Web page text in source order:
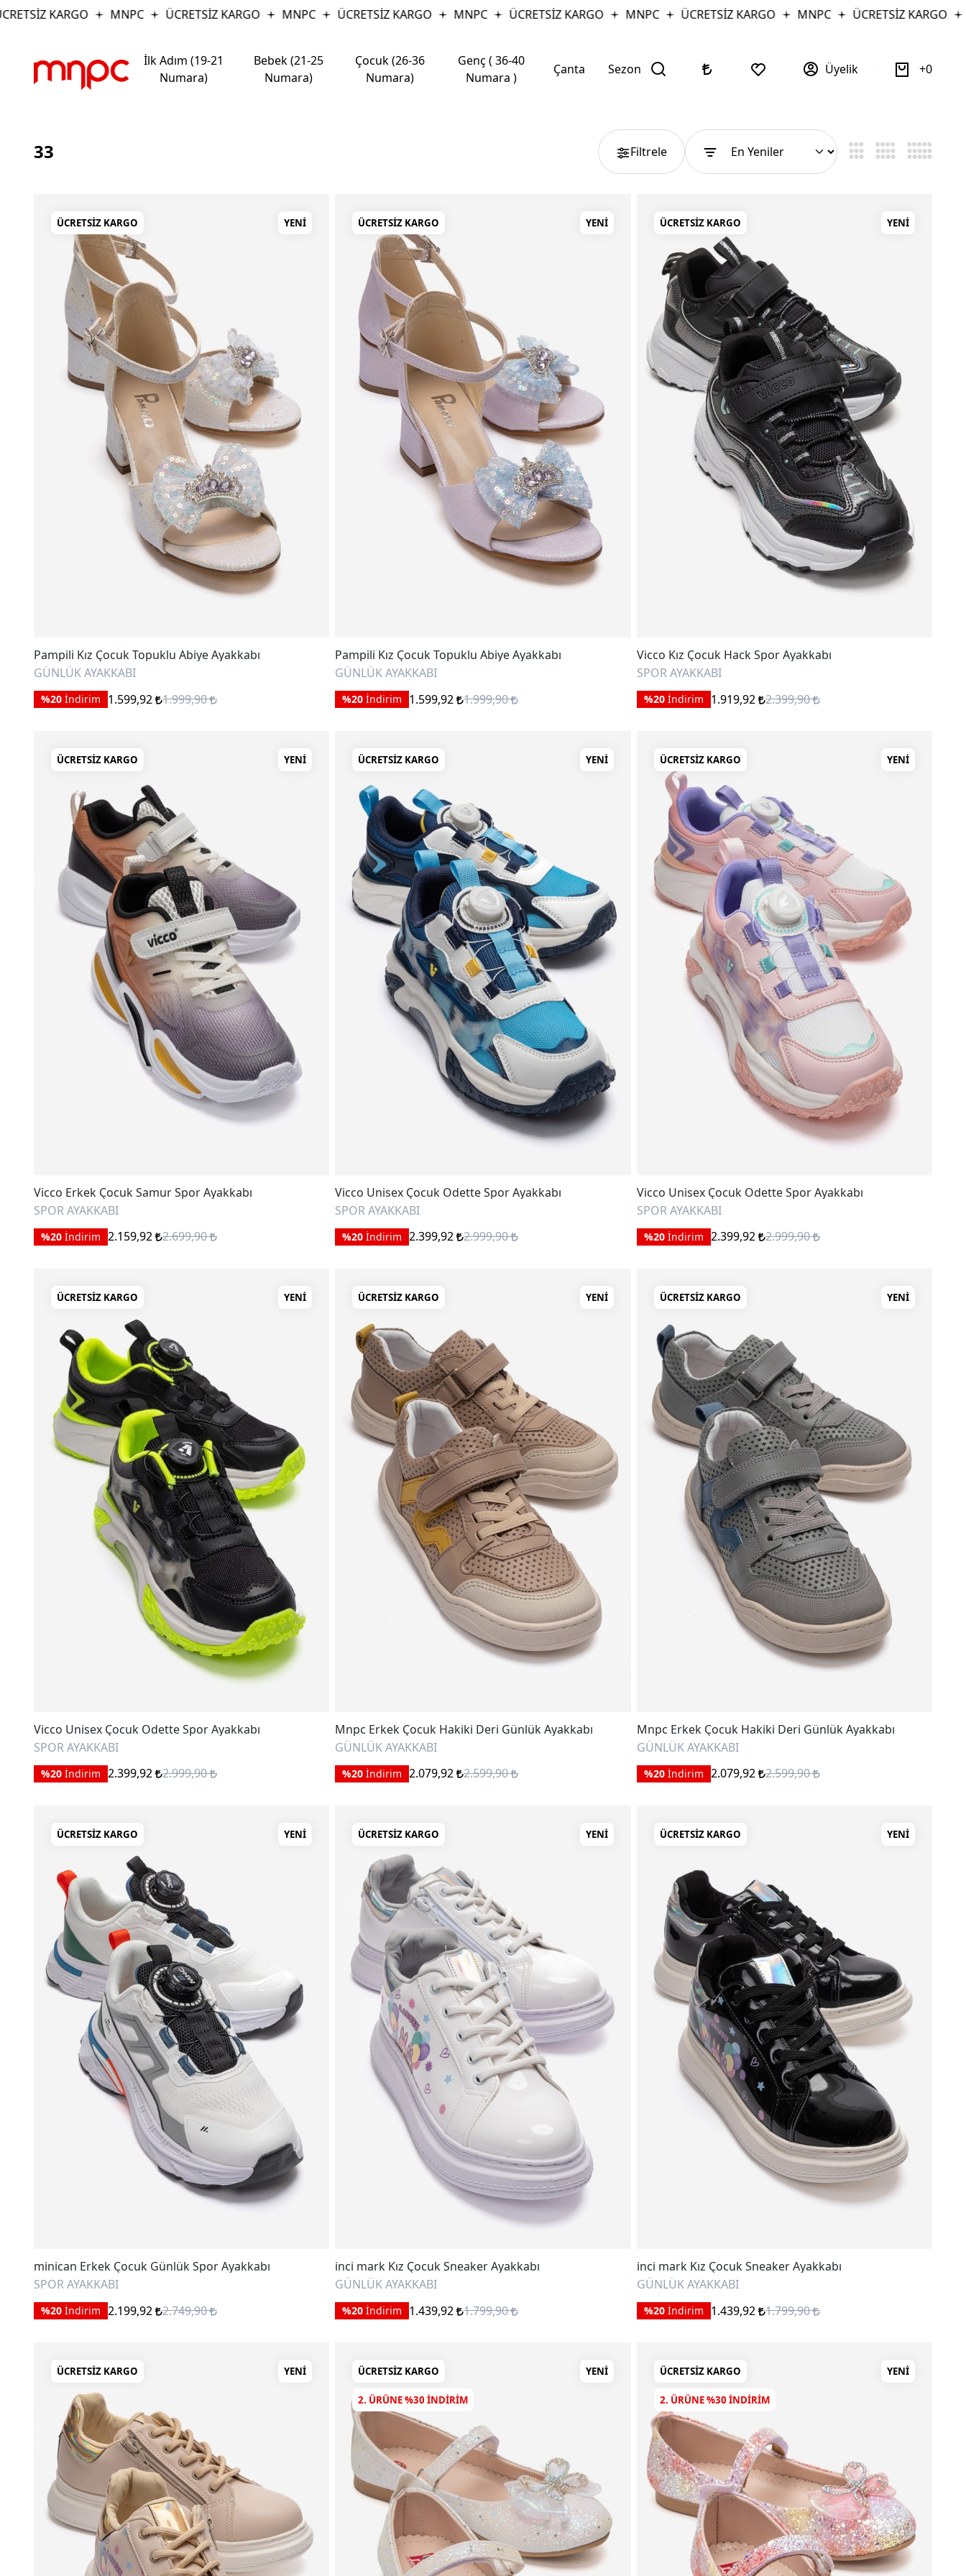
KARGO MNPC ÜCRETSİZ KARGO MNPC ÜCRETSİZ KARGO MNPC ÜCRETSİZ KARGO MNPC ÜCRETSİZ KARGO MNPC ÜCRETSİZ KARGO MNPC
İlk Adım (19-21
Numara)
Bebek (21-25
Numara)
Çocuk (26-36
Numara)
Genç ( 36-40
Numara )
Çanta Sezon Üyelik 0
33 Filtrele
ÜCRETSIZ KARGO YENI
Pampili Kız Çocuk Topuklu Abiye Ayakkabı
GÜNLÜK AYAKKABI
%20 İndirim 1.599,92 1.999,90
ÜCRETSIZ KARGO YENI
Pampili Kız Çocuk Topuklu Abiye Ayakkabı
GÜNLÜK AYAKKABI
%20 İndirim 1.599,92 1.999,90
ÜCRETSIZ KARGO YENI
Vicco Kız Çocuk Hack Spor Ayakkabı
SPOR AYAKKABI
%20İndirim 1.919,92 2.399,90
ÜCRETSIZ KARGO YENI
Vicco Erkek Çocuk Samur Spor Ayakkabı
SPOR AYAKKABI
%20 İndirim 2.159,92 2.699,90
ÜCRETSIZ KARGO YENI
Vicco Unisex Çocuk Odette Spor Ayakkabı
SPOR AYAKKABI
%20 İndirim 2.399,92 2.999,90
ÜCRETSIZ KARGO YENI
Vicco Unisex Çocuk Odette Spor Ayakkabı
SPOR AYAKKABI
%20İndirim 2.399,92 2.999,90
ÜCRETSIZ KARGO YENI
Vicco Unisex Çocuk Odette Spor Ayakkabı
SPOR AYAKKABI
%20 İndirim 2.399,92 2.999,90
ÜCRETSIZ KARGO YENI
Mnpc Erkek Çocuk Hakiki Deri Günlük Ayakkabı
GÜNLÜK AYAKKABI
%20 İndirim 2.079,92 2.599,90
ÜCRETSIZ KARGO YENI
Mnpc Erkek Çocuk Hakiki Deri Günlük Ayakkabı
GÜNLÜK AYAKKABI
%20İndirim 2.079,92 2.599,90
ÜCRETSIZ KARGO YENI
minican Erkek Çocuk Günlük Spor Ayakkabı
SPOR AYAKKABI
%20 İndirim 2.199,92 2.749,90
ÜCRETSIZ KARGO YENI
inci mark Kız Çocuk Sneaker Ayakkabı
GÜNLÜK AYAKKABI
%20 İndirim 1.439,92 1.799,90
ÜCRETSIZ KARGO YENI
inci mark Kız Çocuk Sneaker Ayakkabı
GÜNLÜK AYAKKABI
%20İndirim 1.439,92 1.799,90
ÜCRETSIZ KARGO YENI ÜCRETSIZ KARGO YENI
2. ÜRÜNE %30 INDIRIM
ÜCRETSIZ KARGO YENI
2. ÜRÜNE %30 INDIRIM